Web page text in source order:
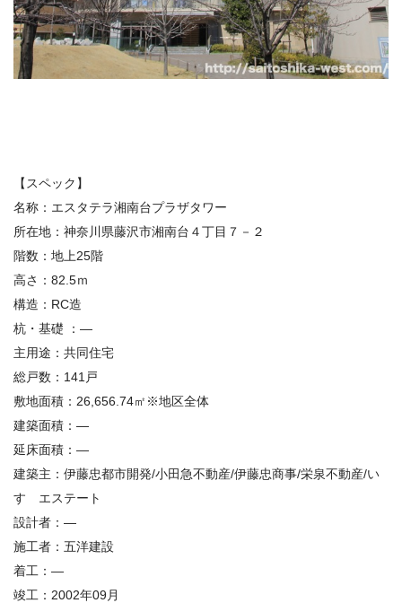
【スペック】
名称： エスタテラ湘南台プラザタワー
所在地： 神奈川県藤沢市湘南台４丁目７－２
階数：地上25階
高さ：82.5ｍ
構造： RC造
杭・基礎
：—
主用途： 共同住宅
総戸数： 141戸
敷地面積 ： 26,656.74㎡※地区全体
建築面積 ：—
延床面積 ：—
建築主： 伊藤忠都市開発/小田急不動産/伊藤忠商事/栄泉不動産/い
すゞエステート
設計者：—
施工者： 五洋建設
着工：—
竣工： 2002年09月